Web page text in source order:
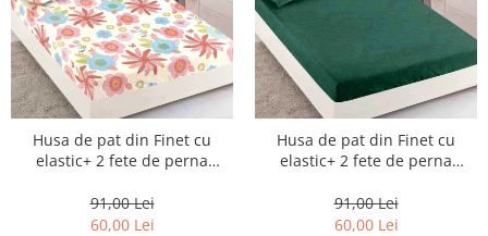
Husa de pat din Finet cu
elastic+ 2 fete de perna
91,00 Lei
60,00 Lei
Husa de pat din Finet cu
elastic+ 2 fete de perna
91,00 Lei
60,00 Lei